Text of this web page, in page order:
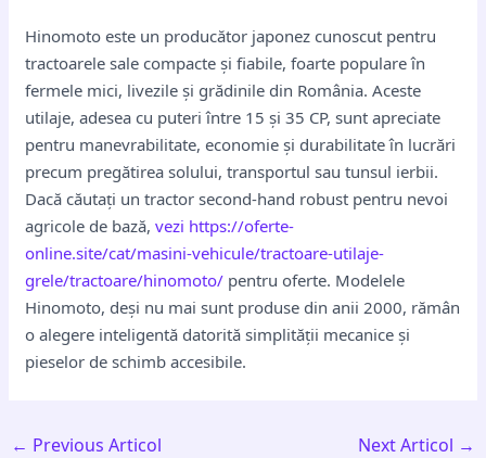
Hinomoto este un producător japonez cunoscut pentru
tractoarele sale compacte și fiabile, foarte populare în
fermele mici, livezile și grădinile din România. Aceste
utilaje, adesea cu puteri între 15 și 35 CP, sunt apreciate
pentru manevrabilitate, economie și durabilitate în lucrări
precum pregătirea solului, transportul sau tunsul ierbii.
Dacă căutați un tractor second-hand robust pentru nevoi
agricole de bază,vezi https://oferte-
online.site/cat/masini-vehicule/tractoare-utilaje-
grele/tractoare/hinomoto/ pentru oferte. Modelele
Hinomoto, deși nu mai sunt produse din anii 2000, rămân
o alegere inteligentă datorită simplității mecanice și
pieselor de schimb accesibile.
← Previous Articol Next Articol →